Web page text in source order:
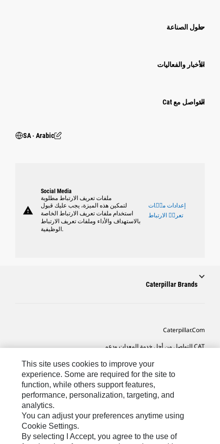
حلول الصناعة
الأخبار والفعاليات
التواصل مع Cat
SA ‧ Arabic
warning
Social Media
ملفات تعريف الارتباط مطلوبة
لتمكين هذه الميزة، يجب عليك قبول
استخدام ملفات تعريف الارتباط الخاصة
بالاستهداف والأداء وملفات تعريف الارتباط
الوظيفية.
إعدادات ملٝات
تعريٝ الارتباط
Caterpillar Brands
Caterpillar.com
CAT التواصل من أجل خدمة المعدات ودعم
تفضيلات التسويق الخاصة بي
خريطة الموقع
Cookie Settings
This site uses cookies to improve your
experience. Some are required for the site to
function, while others support features,
performance, personalization, targeting, and
analytics.
You can adjust your preferences anytime using
Cookie Settings.
By selecting I Accept, you agree to the use of